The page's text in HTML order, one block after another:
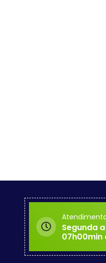
Segunda
07h00min